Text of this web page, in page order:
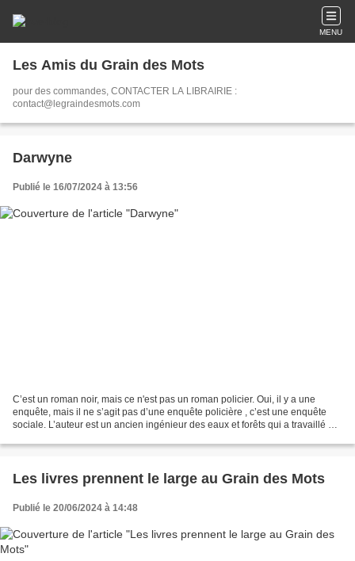
MENU
Les Amis du Grain des Mots
pour des commandes, CONTACTER LA LIBRAIRIE :
contact@legraindesmots.com
Darwyne
Publié le 16/07/2024 à 13:56
C’est un roman noir, mais ce n'est pas un roman policier. Oui, il y a une
enquête, mais il ne s’agit pas d’une enquête policière , c’est une enquête
sociale. L’auteur est un ancien ingénieur des eaux et forêts qui a travaillé en
Les livres prennent le large au Grain des Mots
Publié le 20/06/2024 à 14:48